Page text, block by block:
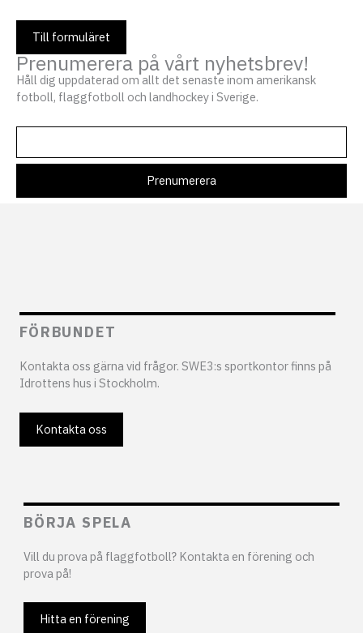
Till formuläret
Prenumerera på vårt nyhetsbrev!
Håll dig uppdaterad om allt det senaste inom amerikansk
fotboll, flaggfotboll och landhockey i Sverige.
FÖRBUNDET
Kontakta oss gärna vid frågor. SWE3:s sportkontor finns på
Idrottens hus i Stockholm.
Kontakta oss
BÖRJA SPELA
Vill du prova på flaggfotboll? Kontakta en förening och
prova på!
Hitta en förening